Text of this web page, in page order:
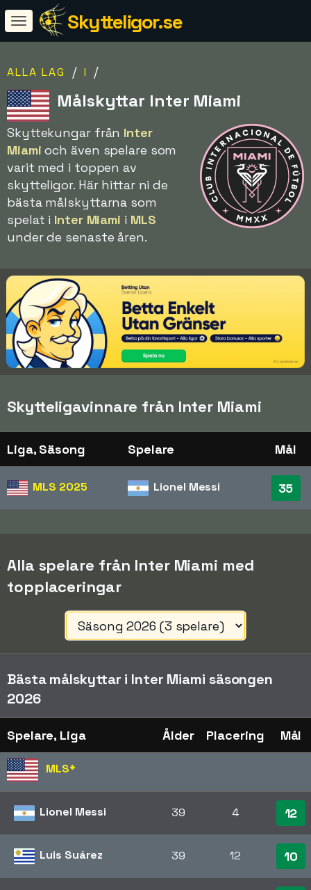
Skytteligor.se
ALLA LAG / I /
Målskyttar Inter Miami
Skyttekungar från Inter
Miami och även spelare som
varit med i toppen av
skytteligor. Här hittar ni de
bästa målskyttarna som
spelat i Inter Miami i MLS
under de senaste åren.
Skytteligavinnare från Inter Miami
Liga, Säsong Spelare Mål
MLS 2025 Lionel Messi 35
Alla spelare från Inter Miami med
topplaceringar
Bästa målskyttar i Inter Miami säsongen
2026
Spelare, Liga Ålder Placering Mål
MLS*
Lionel Messi 39 4 12
Luis Suárez 39 12 10